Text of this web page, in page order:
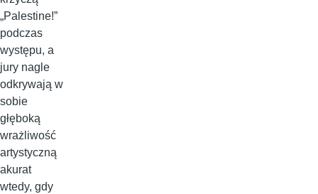
„Palestine!”
podczas
występu, a
jury nagle
odkrywają w
sobie
głęboką
wrażliwość
artystyczną
akurat
wtedy, gdy